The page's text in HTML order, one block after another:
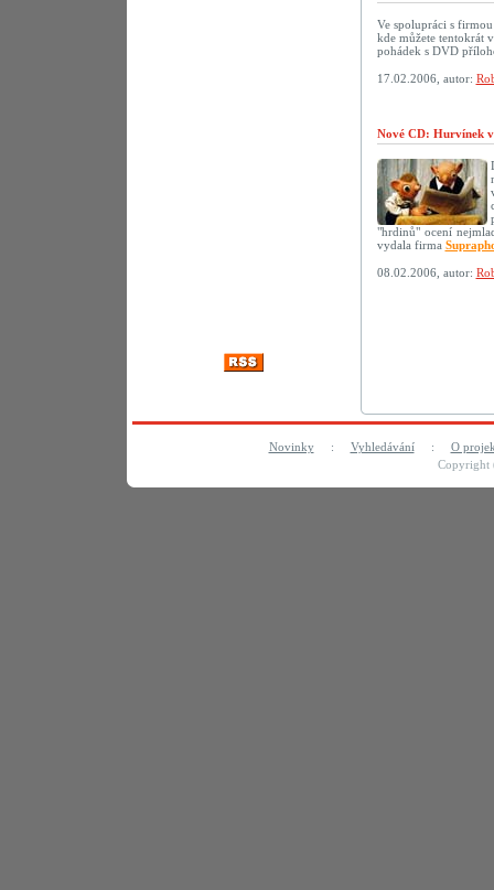
Ve spolupráci s
kde můžete tentokrát
pohádek s DVD
17.02.2006, autor:
Nové CD: Hurvínek v
"hrdinů" ocení
vydala firma
08.02.2006, autor:
Novinky: Vyhledávání: O
Copyright